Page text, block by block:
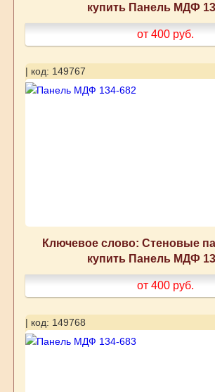
купить Панель МДФ
от 400 руб.
| код: 149767
Ключевое слово: Стеновые
купить Панель МДФ
от 400 руб.
| код: 149768